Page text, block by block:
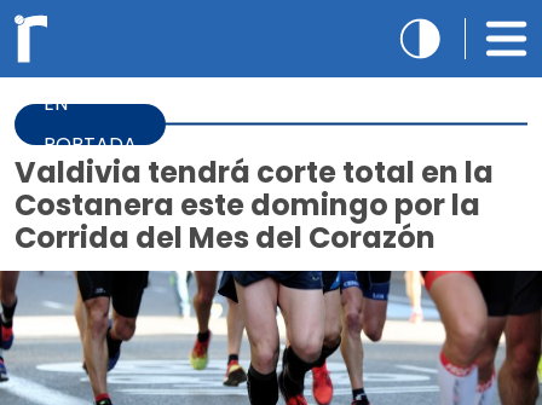
EN
PORTADA
Valdivia tendrá corte total en la
Costanera este domingo por la
Corrida del Mes del Corazón